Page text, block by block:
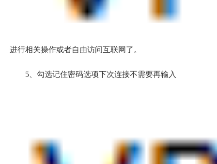
进行相关操作或者自由访问互联网了。
5、勾选记住密码选项下次连接不需要再输入